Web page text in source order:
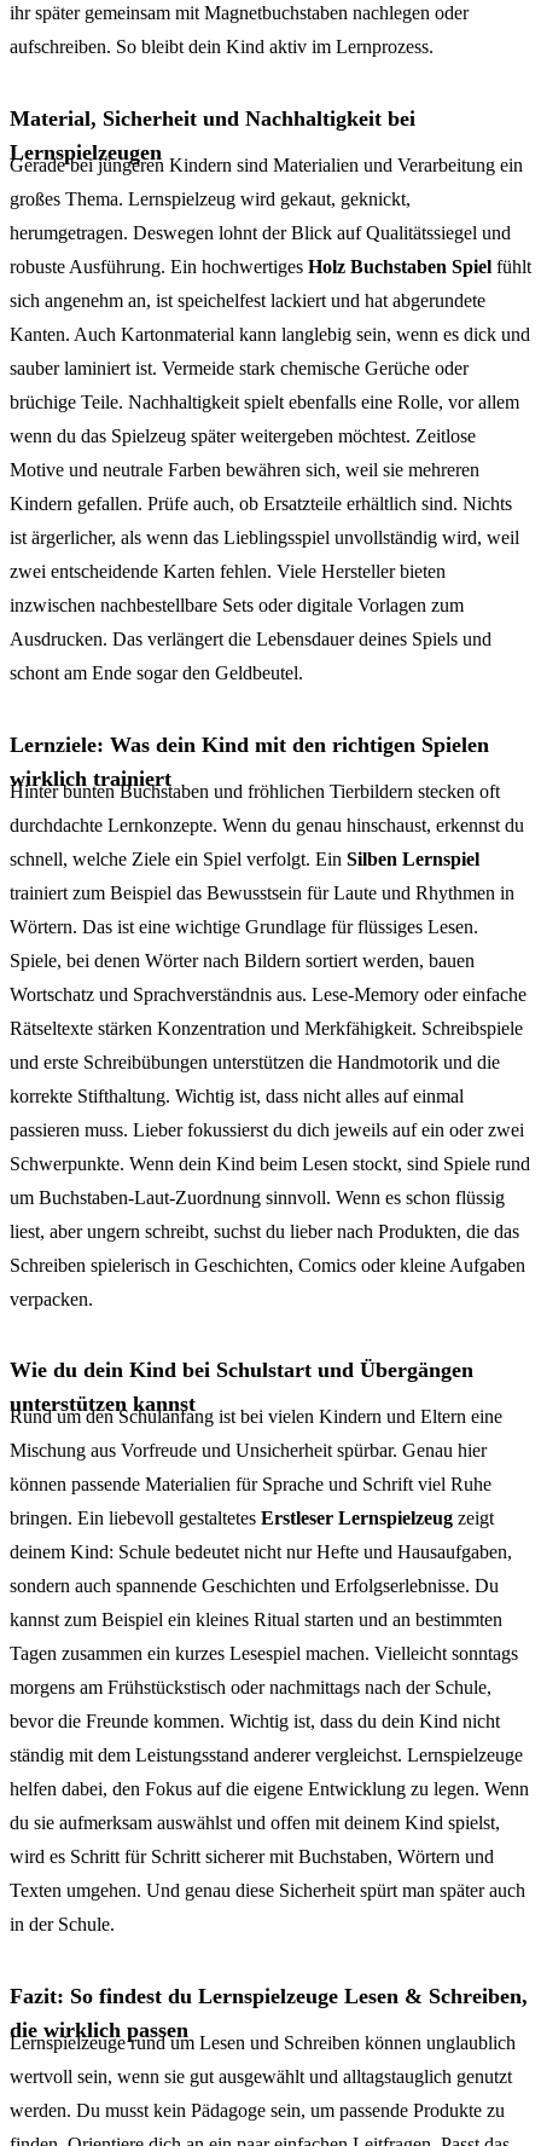
ihr später gemeinsam mit Magnetbuchstaben nachlegen oder
aufschreiben. So bleibt dein Kind aktiv im Lernprozess.
Material, Sicherheit und Nachhaltigkeit bei
Lernspielzeugen
Gerade bei jüngeren Kindern sind Materialien und Verarbeitung ein
großes Thema. Lernspielzeug wird gekaut, geknickt,
herumgetragen. Deswegen lohnt der Blick auf Qualitätssiegel und
robuste Ausführung. Ein hochwertiges Holz Buchstaben Spiel fühlt
sich angenehm an, ist speichelfest lackiert und hat abgerundete
Kanten. Auch Kartonmaterial kann langlebig sein, wenn es dick und
sauber laminiert ist. Vermeide stark chemische Gerüche oder
brüchige Teile. Nachhaltigkeit spielt ebenfalls eine Rolle, vor allem
wenn du das Spielzeug später weitergeben möchtest. Zeitlose
Motive und neutrale Farben bewähren sich, weil sie mehreren
Kindern gefallen. Prüfe auch, ob Ersatzteile erhältlich sind. Nichts
ist ärgerlicher, als wenn das Lieblingsspiel unvollständig wird, weil
zwei entscheidende Karten fehlen. Viele Hersteller bieten
inzwischen nachbestellbare Sets oder digitale Vorlagen zum
Ausdrucken. Das verlängert die Lebensdauer deines Spiels und
schont am Ende sogar den Geldbeutel.
Lernziele: Was dein Kind mit den richtigen Spielen
wirklich trainiert
Hinter bunten Buchstaben und fröhlichen Tierbildern stecken oft
durchdachte Lernkonzepte. Wenn du genau hinschaust, erkennst du
schnell, welche Ziele ein Spiel verfolgt. Ein Silben Lernspiel
trainiert zum Beispiel das Bewusstsein für Laute und Rhythmen in
Wörtern. Das ist eine wichtige Grundlage für flüssiges Lesen.
Spiele, bei denen Wörter nach Bildern sortiert werden, bauen
Wortschatz und Sprachverständnis aus. Lese-Memory oder einfache
Rätseltexte stärken Konzentration und Merkfähigkeit. Schreibspiele
und erste Schreibübungen unterstützen die Handmotorik und die
korrekte Stifthaltung. Wichtig ist, dass nicht alles auf einmal
passieren muss. Lieber fokussierst du dich jeweils auf ein oder zwei
Schwerpunkte. Wenn dein Kind beim Lesen stockt, sind Spiele rund
um Buchstaben-Laut-Zuordnung sinnvoll. Wenn es schon flüssig
liest, aber ungern schreibt, suchst du lieber nach Produkten, die das
Schreiben spielerisch in Geschichten, Comics oder kleine Aufgaben
verpacken.
Wie du dein Kind bei Schulstart und Übergängen
unterstützen kannst
Rund um den Schulanfang ist bei vielen Kindern und Eltern eine
Mischung aus Vorfreude und Unsicherheit spürbar. Genau hier
können passende Materialien für Sprache und Schrift viel Ruhe
bringen. Ein liebevoll gestaltetes Erstleser Lernspielzeug zeigt
deinem Kind: Schule bedeutet nicht nur Hefte und Hausaufgaben,
sondern auch spannende Geschichten und Erfolgserlebnisse. Du
kannst zum Beispiel ein kleines Ritual starten und an bestimmten
Tagen zusammen ein kurzes Lesespiel machen. Vielleicht sonntags
morgens am Frühstückstisch oder nachmittags nach der Schule,
bevor die Freunde kommen. Wichtig ist, dass du dein Kind nicht
ständig mit dem Leistungsstand anderer vergleichst. Lernspielzeuge
helfen dabei, den Fokus auf die eigene Entwicklung zu legen. Wenn
du sie aufmerksam auswählst und offen mit deinem Kind spielst,
wird es Schritt für Schritt sicherer mit Buchstaben, Wörtern und
Texten umgehen. Und genau diese Sicherheit spürt man später auch
in der Schule.
Fazit: So findest du Lernspielzeuge Lesen & Schreiben,
die wirklich passen
Lernspielzeuge rund um Lesen und Schreiben können unglaublich
wertvoll sein, wenn sie gut ausgewählt und alltagstauglich genutzt
werden. Du musst kein Pädagoge sein, um passende Produkte zu